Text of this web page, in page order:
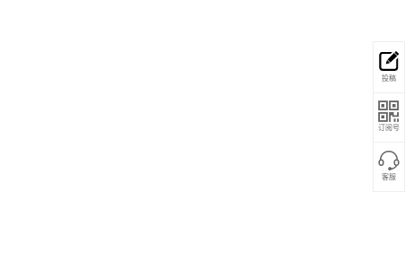
投稿
订阅号
客服